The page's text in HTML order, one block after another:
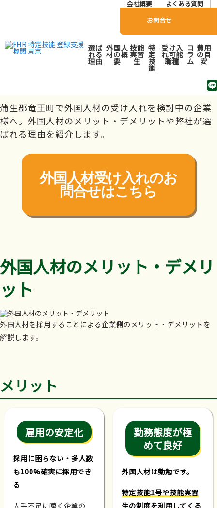
会社概要
よくある質問
お問合せ
選ば
れる
理由
外国人
材の概
要
技能
実習
生
特
定
技
能
受け入
れ可能
職種
コ
ラ
ム
費用
の目
安
蒲生郡竜王町で外国人人材
派遣･紹介会社をお探しの
蒲生郡竜王町で外国人材の受け入れを検討中の企業
様へ。外国人材のメリット・デメリットや弊社が選
ばれる理由を紹介します。
外国人材受け入れのお
問合せはこちら
外国人材のメリット・デメリ
ット
外国人材を採用することによる企業側のメリット・デメリットを
解説します。
メリット
雇用の安定化
採用に困らない・多人数
も100%確実に採用でき
る
人手不足に嘆く企業の
勤務態度が極
めて良好
外国人材は勤勉です。
特定技能1号や技能実習
生の制度を利用してくる